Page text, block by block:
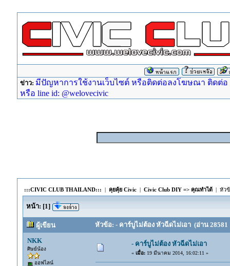
ข่าว: มีปัญหาการใช้งานเว็บไซต์ หรือติดต่อลงโฆษณา ติดต่อ
หรือ line id: @welovecivic
:::CIVIC CLUB THAILAND::: | คุยคุ้ย Civic| Civic Club DIY => คุณทำได้| หัว
หน้า: [1]
ผู้เขียน หัวข้อ: - คาร์บูไม่ต้อง หัวฉีดไม่เอา (อ่าน 28581
NKK
ศิษย์น้อง
ออฟไลน์
- คาร์บูไม่ต้อง หัวฉีดไม่เอา
« เมื่อ:19 มีนาคม 2014, 16:02:11 »